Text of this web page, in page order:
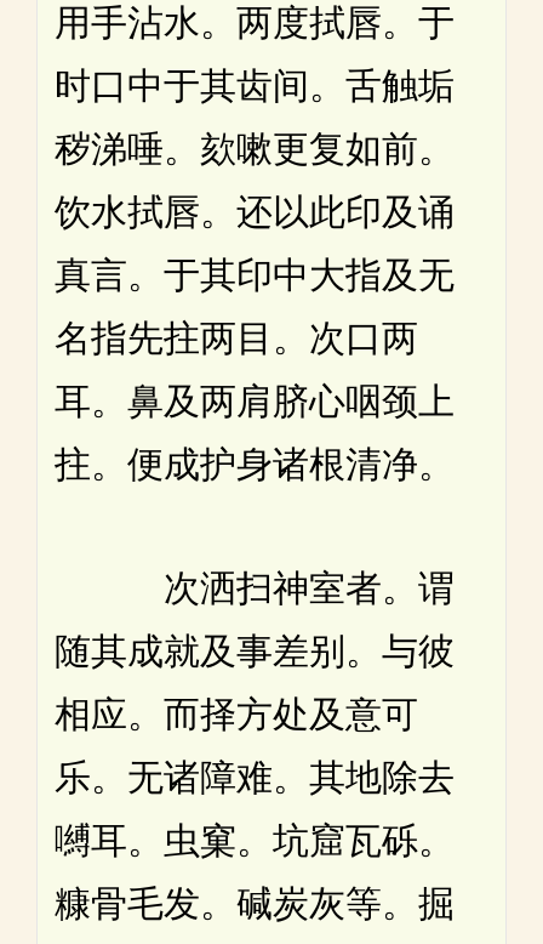
用手沾水。两度拭唇。于
时口中于其齿间。舌触垢
秽涕唾。欬嗽更复如前。
饮水拭唇。还以此印及诵
真言。于其印中大指及无
名指先拄两目。次口两
耳。鼻及两肩脐心咽颈上
拄。便成护身诸根清净。
次洒扫神室者。谓
随其成就及事差别。与彼
相应。而择方处及意可
乐。无诸障难。其地除去
嚩耳。虫窠。坑窟瓦砾。
糠骨毛发。碱炭灰等。掘